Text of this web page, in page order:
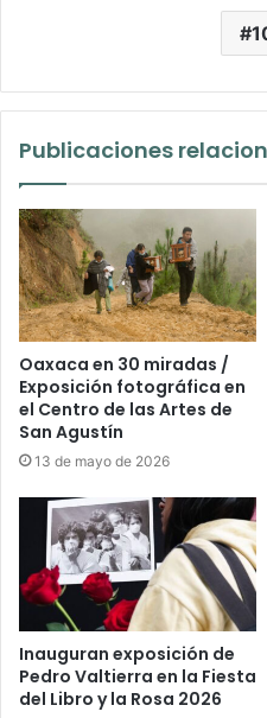
Publicaciones
Oaxaca en 30 miradas /
Exposición fotográfica en
el Centro de las Artes de
San Agustín
13 de mayo de 2026
Inauguran exposición de
Pedro Valtierra en la Fiesta
del Libro y la Rosa 2026